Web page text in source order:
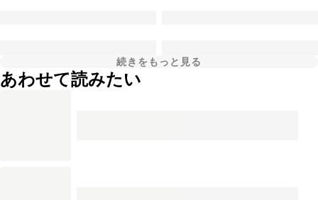
続きをもっと見る
あわせて読みたい